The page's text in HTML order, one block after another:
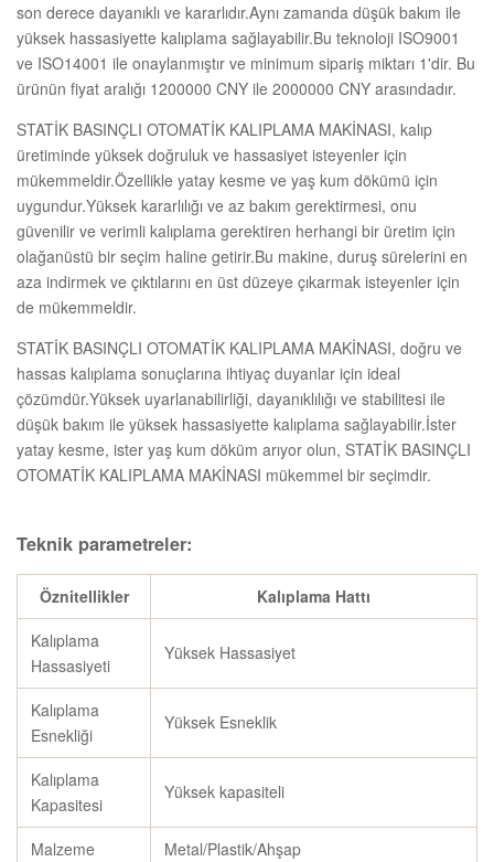
son derece dayanıklı ve kararlıdır.Aynı zamanda düşük bakım ile
yüksek hassasiyette kalıplama sağlayabilir.Bu teknoloji ISO9001
ve ISO14001 ile onaylanmıştır ve minimum sipariş miktarı 1'dir. Bu
ürünün fiyat aralığı 1200000 CNY ile 2000000 CNY arasındadır.
STATİK BASINÇLI OTOMATİK KALIPLAMA MAKİNASI, kalıp
üretiminde yüksek doğruluk ve hassasiyet isteyenler için
mükemmeldir.Özellikle yatay kesme ve yaş kum dökümü için
uygundur.Yüksek kararlılığı ve az bakım gerektirmesi, onu
güvenilir ve verimli kalıplama gerektiren herhangi bir üretim için
olağanüstü bir seçim haline getirir.Bu makine, duruş sürelerini en
aza indirmek ve çıktılarını en üst düzeye çıkarmak isteyenler için
de mükemmeldir.
STATİK BASINÇLI OTOMATİK KALIPLAMA MAKİNASI, doğru ve
hassas kalıplama sonuçlarına ihtiyaç duyanlar için ideal
çözümdür.Yüksek uyarlanabilirliği, dayanıklılığı ve stabilitesi ile
düşük bakım ile yüksek hassasiyette kalıplama sağlayabilir.İster
yatay kesme, ister yaş kum döküm arıyor olun, STATİK BASINÇLI
OTOMATİK KALIPLAMA MAKİNASI mükemmel bir seçimdir.
Teknik parametreler:
Öznitellikler
Kalıplama Hattı
Kalıplama
Hassasiyeti
Yüksek Hassasiyet
Kalıplama
Esnekliği
Yüksek Esneklik
Kalıplama
Kapasitesi
Yüksek kapasiteli
Malzeme Metal/Plastik/Ahşap